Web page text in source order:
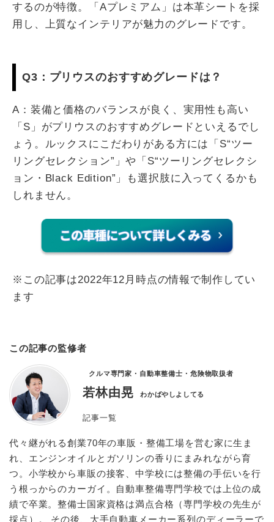
するのが特徴。「Aプレミアム」は本革シートを採
用し、上質なインテリアが魅力のグレードです。
Q3：プリウスのおすすめグレードは？
A：装備と価格のバランスが良く、実用性も高い
「S」がプリウスのおすすめグレードといえるでし
ょう。ルックスにこだわりがある方には「S“ツー
リングセレクション”」や「S“ツーリングセレクシ
ョン・Black Edition”」も選択肢に入ってくるかも
しれません。
※この記事は2022年12月時点の情報で制作してい
ます
この記事の監修者
クルマ専門家・自動車整備士・危険物取扱者
若林由晃 わかばやしよしてる
記事一覧
代々継がれる創業70年の車販・整備工場を営む家に生ま
れ、エンジンオイルとガソリンの香りにまみれながら育
つ。小学校から車販の接客、中学校には整備の手伝いを行
う根っからのカーガイ。自動車整備専門学校では上位の成
績で卒業。整備士国家資格は満点合格（専門学校の先生が
採点）。 その後、大手自動車メーカー系列のディーラーで